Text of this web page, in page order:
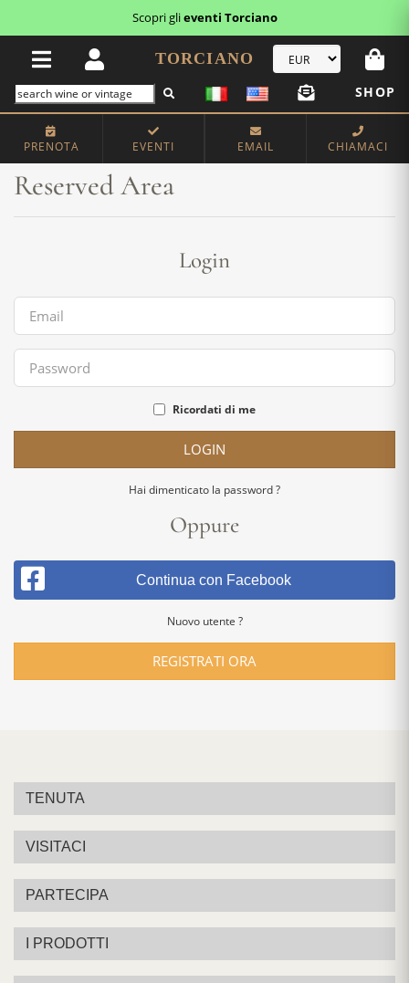
Scopri glieventi Torciano
TORCIANO
SHOP
PRENOTA EVENTI EMAIL CHIAMACI
Home Reserved Area
Reserved Area
Login
Ricordati di me
LOGIN
Hai dimenticato la password ?
Oppure
Continua con Facebook
Nuovo utente ?
REGISTRATI ORA
TENUTA
VISITACI
PARTECIPA
I PRODOTTI